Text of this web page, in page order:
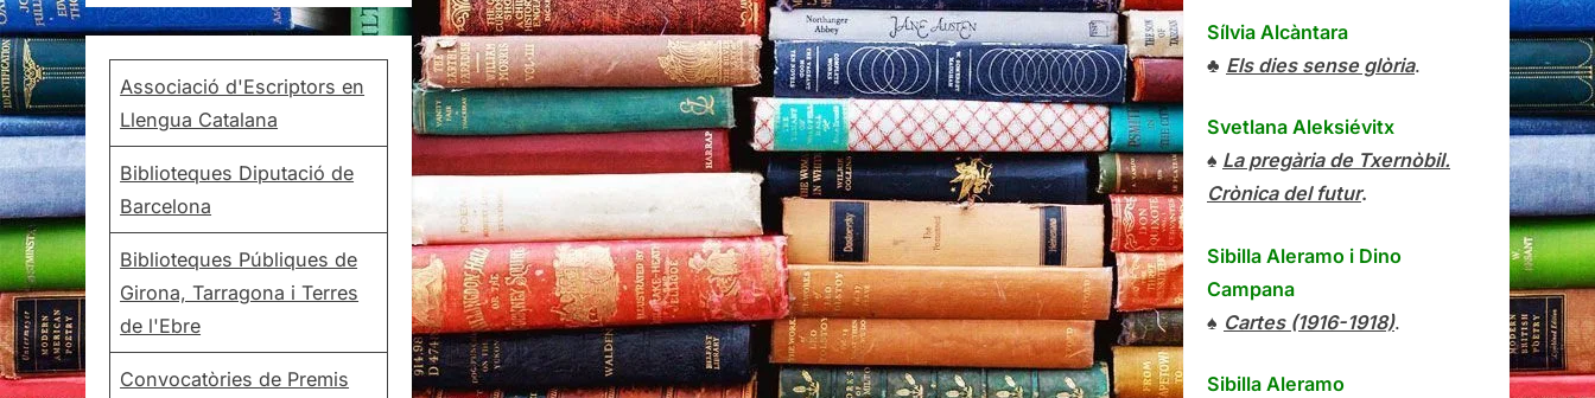
Associació d'Escriptors en
Llengua Catalana
Biblioteques Diputació de
Barcelona
Biblioteques Públiques de
Girona, Tarragona i Terres
de l'Ebre
Convocatòries de Premis
Sílvia Alcàntara
♣ Els dies sense glòria.
Svetlana Aleksiévitx
♠ La pregària de Txernòbil.
Crònica del futur.
Sibilla Aleramo i Dino
Campana
♠ Cartes (1916-1918).
Sibilla Aleramo